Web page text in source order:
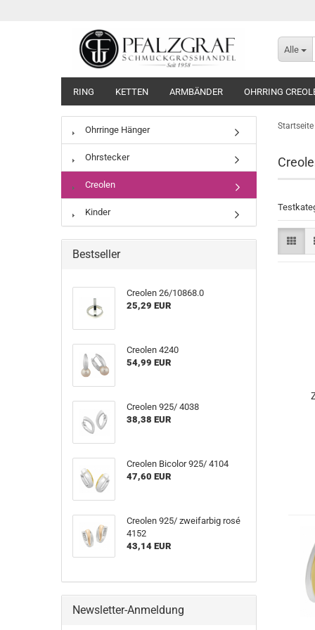
Alle
RING KETTEN ARMBÄNDER OHRRING
Startseite
Ohrringe Hänger
Ohrstecker
Creolen
Kinder
Bestseller
Creolen 26/10868.0
25,29 EUR
Creolen 4240
54,99 EUR
Creolen 925/ 4038
38,38 EUR
Creolen Bicolor 925/ 4104
47,60 EUR
Creolen 925/ zweifarbig rosé
4152
43,14 EUR
Newsletter-Anmeldung